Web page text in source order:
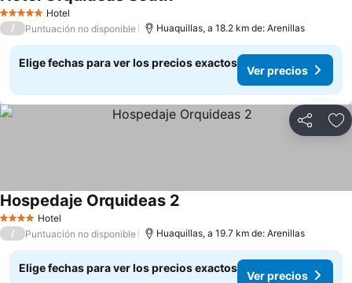
5 Estrellas Hotel
Ver precios
/ Puntuación no disponible Huaquillas, a 18.2 km de: Arenillas
Elige fechas para ver los precios exactos
Ver precios
Compartir
4 EstrellasHotel
Hospedaje Orquideas 2
/ Puntuación no disponible Huaquillas, a 19.7 km de: Arenillas
Elige fechas para ver los precios exactos
Ver precios